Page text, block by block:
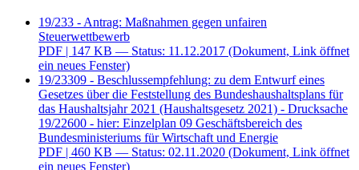
19/233 - Antrag: Maßnahmen gegen unfairen
Steuerwettbewerb
PDF | 147 KB — Status: 11.12.2017 (Dokument, Link öffnet
ein neues Fenster)
19/23309 - Beschlussempfehlung: zu dem Entwurf eines
Gesetzes über die Feststellung des Bundeshaushaltsplans für
das Haushaltsjahr 2021 (Haushaltsgesetz 2021) - Drucksache
19/22600 - hier: Einzelplan 09 Geschäftsbereich des
Bundesministeriums für Wirtschaft und Energie
PDF | 460 KB — Status: 02.11.2020 (Dokument, Link öffnet
ein neues Fenster)